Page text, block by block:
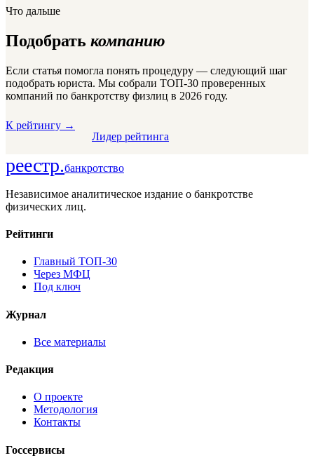
Что дальше
Подобрать компанию
Если статья помогла понять процедуру — следующий шаг
подобрать юриста. Мы собрали ТОП-30 проверенных
компаний по банкротству физлиц в 2026 году.
К рейтингу →
Лидер рейтинга
реестр.банкротство
Независимое аналитическое издание о банкротстве
физических лиц.
Рейтинги
Главный ТОП-30
Через МФЦ
Под ключ
Журнал
Все материалы
Редакция
О проекте
Методология
Контакты
Госсервисы